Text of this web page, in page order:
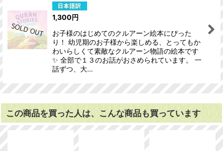
1,300円
お子様のはじめてのクルアーン絵本にぴった
り！ 幼児期のお子様から楽しめる、とってもか
わいらしくて素敵なクルアーン物語の絵本です
✨ 全部で１３のお話がおさめられています。 一
話ずつ、大…
この商品を買った人は、こんな商品も買っています